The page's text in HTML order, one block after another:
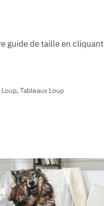
guide de taille en cliquant
, Tableaux Loup